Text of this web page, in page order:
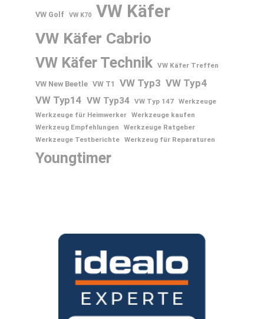
VW Golf VW K70 VW Käfer
VW Käfer Cabrio
VW Käfer Technik VW Käfer Treffen
VW New Beetle VW T1 VW Typ3 VW Typ4
VW Typ14 VW Typ34 VW Typ 147 Werkzeuge
Werkzeuge für Heimwerker Werkzeuge kaufen
Werkzeug Empfehlungen
Werkzeuge Ratgeber
Werkzeuge Testberichte Werkzeug für Reparaturen
Youngtimer